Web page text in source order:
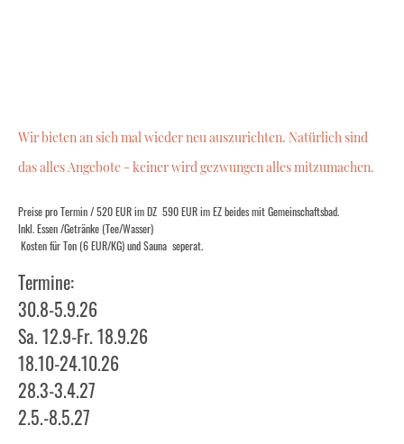
Wir bieten an sich mal wieder neu auszurichten. Natürlich sind
das alles Angebote - keiner wird gezwungen alles mitzumachen.
Preise pro Termin / 520 EUR im DZ 590 EUR im EZ beides mit Gemeinschaftsbad.
Inkl. Essen /Getränke (Tee/Wasser)
Kosten für Ton (6 EUR/KG) und Sauna seperat.
Termine:
30.8-5.9.26
Sa. 12.9-Fr. 18.9.26
18.10-24.10.26
28.3-3.4.27
2.5.-8.5.27